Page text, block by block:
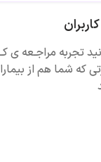
تجربه مراجـعه ی
که شما هم از